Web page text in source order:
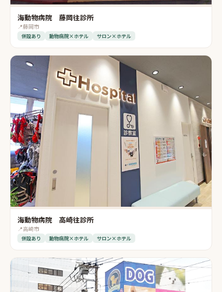
海動物病院 藤岡往診所
📍藤岡市
併設あり 動物病院×ホテル サロン×ホテル
海動物病院 高崎往診所
📍高崎市
併設あり 動物病院×ホテル サロン×ホテル